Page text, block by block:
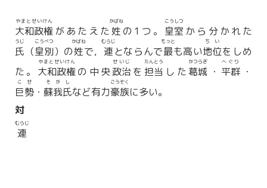
大和政権
やまとせいけん
があたえた姓
かばね
の1つ。 皇室
こうしつ
から分かれた
氏
うじ
（皇別
こうべつ
）の姓
かばね
で， 連
むらじ
とならんで最
もっと
も高い地位
ちい
をしめ
た。 大和政権
やまとせいけん
の中央政治
せいじ
を 担当
たんとう
した葛城
かつらぎ
・ 平群
へぐり
・
巨勢
こせ
・ 蘇我氏
そがし
など有力豪族
ごうぞく
に多い。
対
連
むらじ